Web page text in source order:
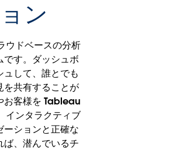
ン
ウドベースの分析
です。ダッシュボ
ュして、誰とでも
を共有することが
お客様を Tableau
インタラクティブ
ーションと正確な
ば、潜んでいるチ